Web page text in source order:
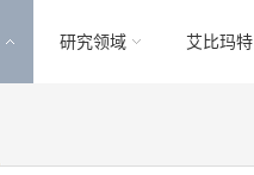
研究领域 艾比玛特